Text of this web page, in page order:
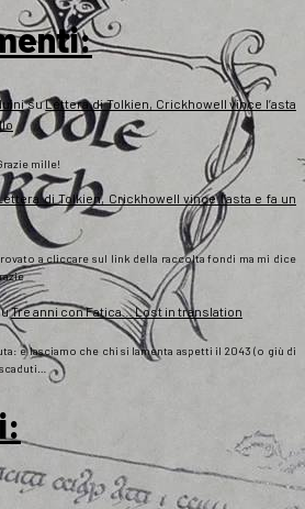
suLettera di Tolkien, Crickhowell vince l’asta
mille!
di Tolkien, Crickhowell vince l’asta e fa un
a cliccare sul link della raccolta fondi ma mi dice
Tre anni con Fatica… Lost in translation
e lasciamo che chi si lamenta aspetti il 2043 (o giù di
: